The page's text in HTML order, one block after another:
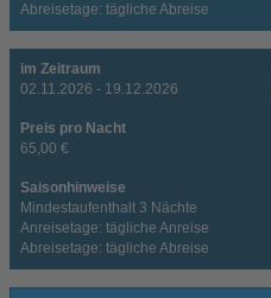
Abreisetage: tägliche Abreise
im Zeitraum
02.11.2026 - 19.12.2026
Preis pro Nacht
65,00 €
Saisonhinweise
Mindestaufenthalt 3 Nächte
Anreisetage: tägliche Anreise
Abreisetage: tägliche Abreise